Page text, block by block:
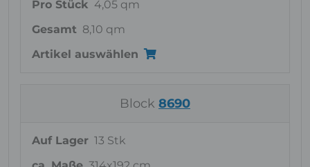
Pro Stück 4,05 qm
Gesamt 8,10 qm
Artikel auswählen
Block 8690
Auf Lager 13 Stk